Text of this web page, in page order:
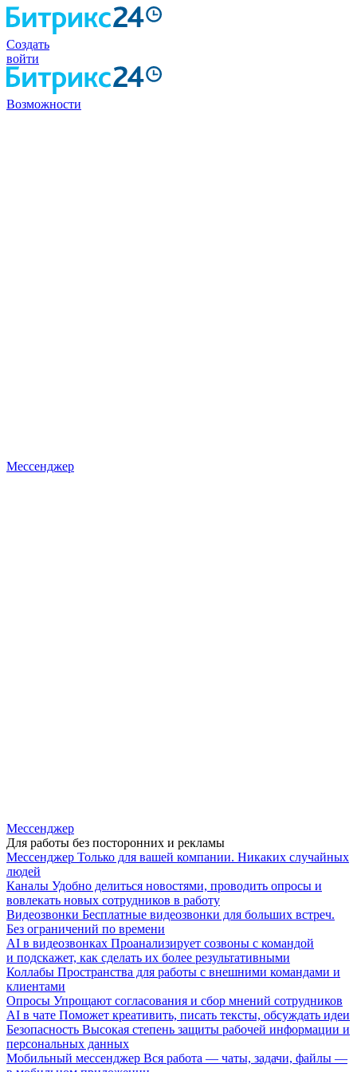
Создать
войти
Возможности
Мессенджер
Мессенджер
Для работы без посторонних и рекламы
Мессенджер Только для вашей компании. Никаких случайных
людей
Каналы Удобно делиться новостями, проводить опросы и
вовлекать новых сотрудников в работу
Видеозвонки Бесплатные видеозвонки для больших встреч.
Без ограничений по времени
AI в видеозвонках Проанализирует созвоны с командой
и подскажет, как сделать их более результативными
Коллабы Пространства для работы с внешними командами и
клиентами
Опросы Упрощают согласования и сбор мнений сотрудников
AI в чате Поможет креативить, писать тексты, обсуждать идеи
Безопасность Высокая степень защиты рабочей информации и
персональных данных
Мобильный мессенджер Вся работа — чаты, задачи, файлы —